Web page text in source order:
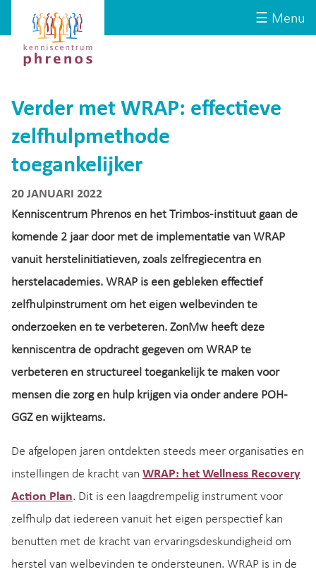
☰ Menu
Kenniscentrum
Phrenos
website
Verder met WRAP: effectieve
zelfhulpmethode
toegankelijker
20 JANUARI 2022
Kenniscentrum Phrenos en het Trimbos-instituut gaan de
komende 2 jaar door met de implementatie van WRAP
vanuit herstelinitiatieven, zoals zelfregiecentra en
herstelacademies. WRAP is een gebleken effectief
zelfhulpinstrument om het eigen welbevinden te
onderzoeken en te verbeteren. ZonMw heeft deze
kenniscentra de opdracht gegeven om WRAP te
verbeteren en structureel toegankelijk te maken voor
mensen die zorg en hulp krijgen via onder andere POH-
GGZ en wijkteams.
De afgelopen jaren ontdekten steeds meer organisaties en
instellingen de kracht van WRAP: het Wellness Recovery
Action Plan. Dit is een laagdrempelig instrument voor
zelfhulp dat iedereen vanuit het eigen perspectief kan
benutten met de kracht van ervaringsdeskundigheid om
herstel van welbevinden te ondersteunen. WRAP is in de